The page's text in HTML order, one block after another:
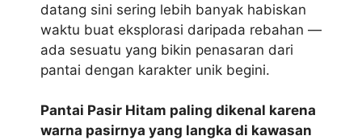
datang sini sering lebih banyak habiskan
waktu buat eksplorasi daripada rebahan —
ada sesuatu yang bikin penasaran dari
pantai dengan karakter unik begini.
Pantai Pasir Hitam paling dikenal karena
warna pasirnya yang langka di kawasan